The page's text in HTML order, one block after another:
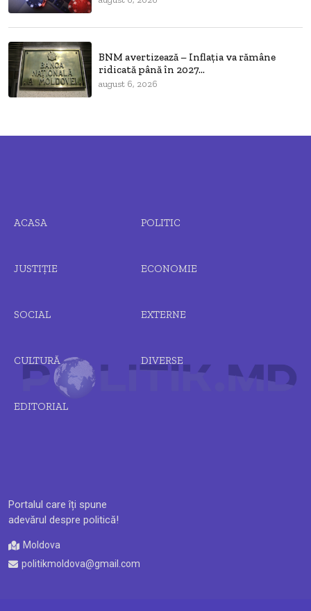
BNM avertizează – Inflația va rămâne
ridicată până în 2027...
august 6, 2026
Portalul care îți spune
adevărul despre politică!
Moldova
politikmoldova@gmail.com
ACASA POLITIC
JUSTIȚIE ECONOMIE
SOCIAL EXTERNE
CULTURĂ DIVERSE
EDITORIAL